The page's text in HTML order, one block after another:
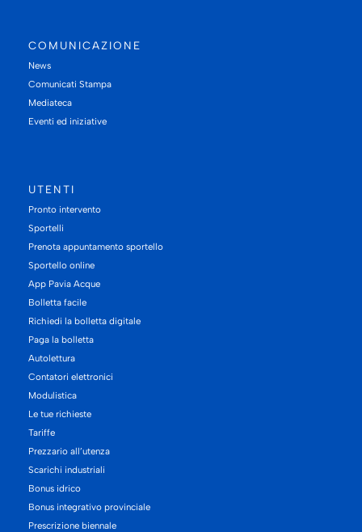
COMUNICAZIONE
News
Comunicati Stampa
Mediateca
Eventi ed iniziative
UTENTI
Pronto intervento
Sportelli
Prenota appuntamento sportello
Sportello online
App Pavia Acque
Bolletta facile
Richiedi la bolletta digitale
Paga la bolletta
Autolettura
Contatori elettronici
Modulistica
Le tue richieste
Tariffe
Prezzario all’utenza
Scarichi industriali
Bonus idrico
Bonus integrativo provinciale
Prescrizione biennale